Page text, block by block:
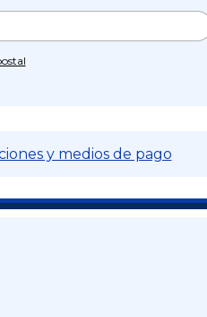
y medios de pago